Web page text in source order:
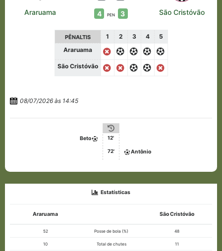
Araruama 4 PEN 3 São Cristóvão
PÊNALTIS 1 2 3 4
5
Araruama
São Cristóvão
08/07/2026 às 14:45
Beto 12'
72' Antônio
Estatísticas
Araruama São Cristóvão
52 Posse de bola (%) 48
10 Total de chutes 11